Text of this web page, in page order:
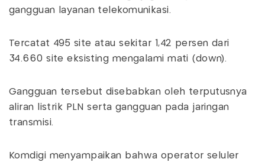
gangguan layanan telekomunikasi.
Tercatat 495 site atau sekitar 1,42 persen dari
34.660 site eksisting mengalami mati (down).
Gangguan tersebut disebabkan oleh terputusnya
aliran listrik PLN serta gangguan pada jaringan
transmisi.
Komdigi menyampaikan bahwa operator seluler